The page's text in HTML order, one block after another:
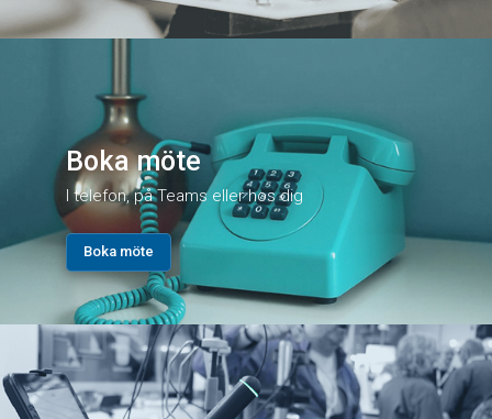
Boka möte
I telefon, på Teams eller hos dig
Boka möte